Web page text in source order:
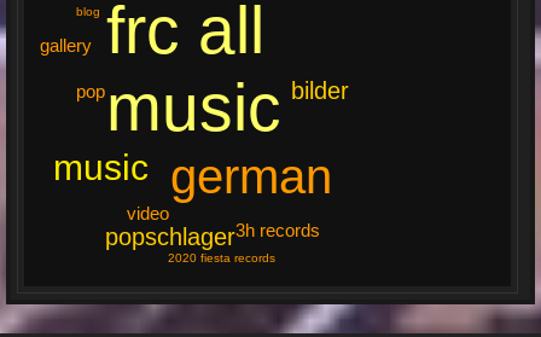
frc all
music
german
music
popschlager
bilder
pop
gallery
video
3h records
2020 fiesta records
blog